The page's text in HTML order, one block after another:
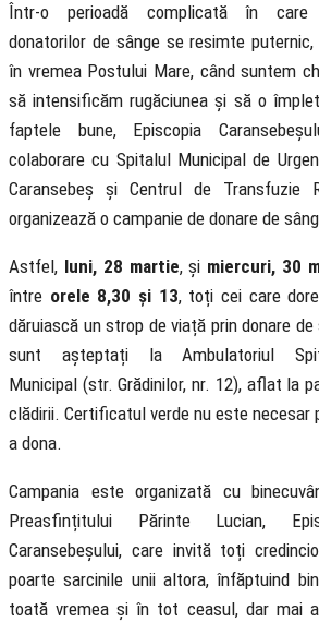
Într-o perioadă complicată în care
donatorilor de sânge se resimte
în vremea Postului Mare, când suntem
să intensificăm rugăciunea și să o
faptele bune, Episcopia
colaborare cu Spitalul Municipal de
Caransebeș și Centrul de Transfuzie
organizează o campanie de donare de
Astfel, luni, 28 martie, și miercuri, 30
între orele 8,30 și 13, toți cei care
dăruiască un strop de viață prin donare de
sunt așteptați la Ambulatoriul
Municipal (str. Grădinilor, nr. 12), aflat la
clădirii. Certificatul verde nu este necesar
a dona.
Campania este organizată cu
Preasfințitului Părinte Lucian,
Caransebeșului, care invită toți
poarte sarcinile unii altora, înfăptuind
toată vremea și în tot ceasul, dar mai